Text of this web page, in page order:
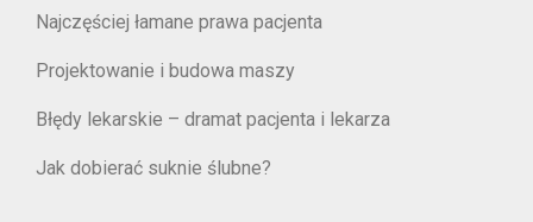
Najczęściej łamane prawa pacjenta
Projektowanie i budowa maszy
Błędy lekarskie – dramat pacjenta i lekarza
Jak dobierać suknie ślubne?